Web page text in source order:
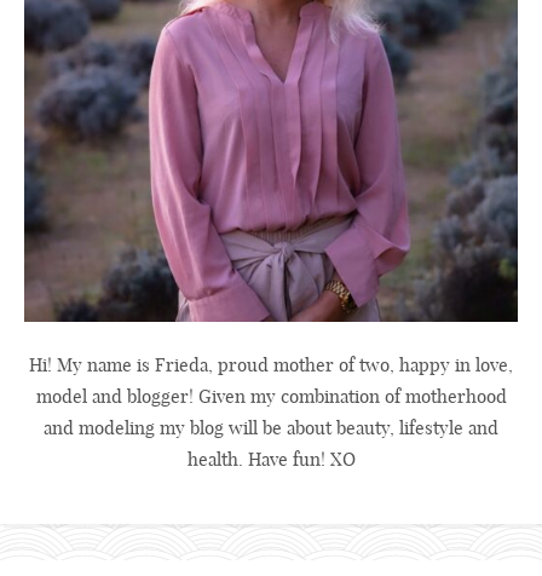
Hi! My name is Frieda, proud mother of two, happy in love,
model and blogger! Given my combination of motherhood
and modeling my blog will be about beauty, lifestyle and
health. Have fun! XO